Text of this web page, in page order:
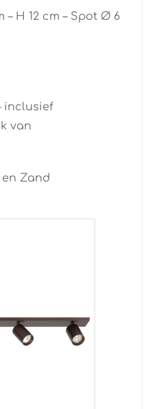
– H 12 cm – Spot Ø 6
inclusief
van
Zand